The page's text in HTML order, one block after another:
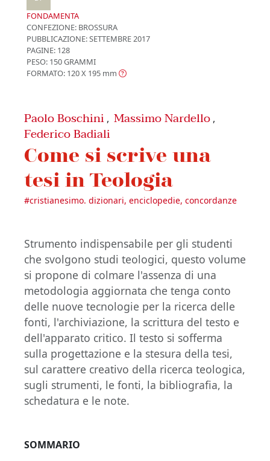
FONDAMENTA
CONFEZIONE: BROSSURA
PUBBLICAZIONE:SETTEMBRE 2017
PAGINE: 128
PESO: 150 GRAMMI
FORMATO: 120 X 195 mm
Paolo Boschini , Massimo Nardello ,
Federico Badiali
Come si scrive una
tesi in Teologia
#cristianesimo. dizionari, enciclopedie, concordanze
Strumento indispensabile per gli studenti
che svolgono studi teologici, questo volume
si propone di colmare l'assenza di una
metodologia aggiornata che tenga conto
delle nuove tecnologie per la ricerca delle
fonti, l'archiviazione, la scrittura del testo e
dell'apparato critico. Il testo si sofferma
sulla progettazione e la stesura della tesi,
sul carattere creativo della ricerca teologica,
sugli strumenti, le fonti, la bibliografia, la
schedatura e le note.
SOMMARIO